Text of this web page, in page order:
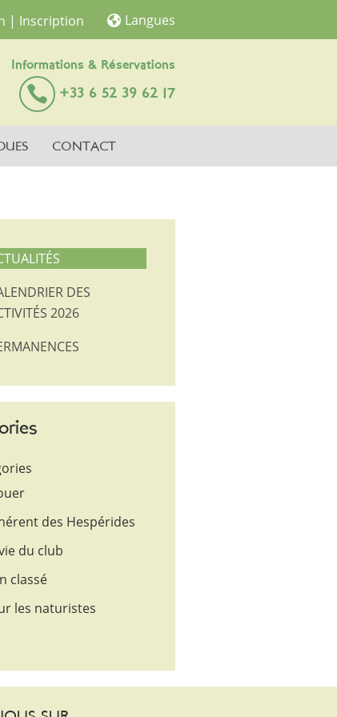
CONTACT
| Inscription Langues
Informations & Réservations
+33 6 52 39 62 17
DES
2026
des Hespérides
du club
classé
les naturistes